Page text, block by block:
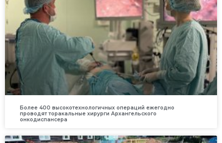
Более 400 высокотехнологичных операций ежегодно
проводят торакальные хирурги Архангельского
онкодиспансера